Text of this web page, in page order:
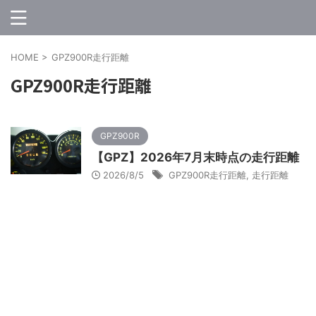
HOME > GPZ900R走行距離
GPZ900R走行距離
GPZ900R
【GPZ】2026年7月末時点の走行距離
2026/8/5 GPZ900R走行距離 走行距離